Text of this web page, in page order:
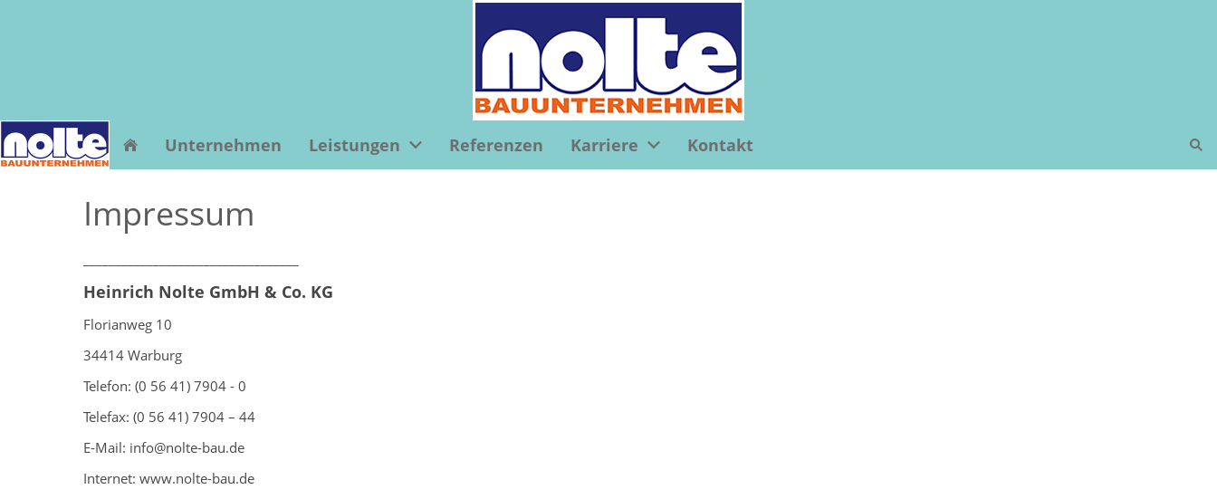
Unternehmen Leistungen Referenzen Karriere Kontakt
Impressum
Heinrich Nolte GmbH & Co. KG
Florianweg 10
34414 Warburg
Telefon: (0 56 41) 7904 - 0
Telefax: (0 56 41) 7904 – 44
E-Mail: info@nolte-bau.de
Internet: www.nolte-bau.de